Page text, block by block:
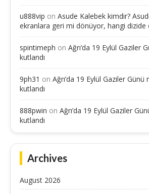
u888vip on Asude Kalebek kimdir?
ekranlara geri mi dönüyor, hangi dizide
spintimeph on Ağrı’da 19 Eylül Gaziler
kutlandı
9ph31 on Ağrı’da 19 Eylül Gaziler
kutlandı
888pwin on Ağrı’da 19 Eylül Gaziler
kutlandı
Archives
August 2026